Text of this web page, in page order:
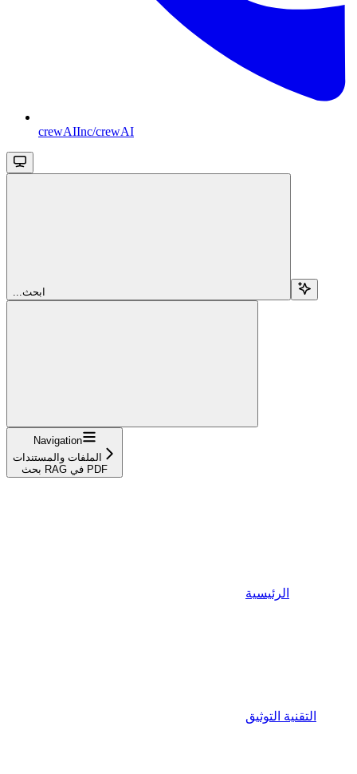
crewAIInc/crewAI
...ابحث
Navigation
الملفات والمستندات
بحث RAG في PDF
الرئيسية
التقنية التوثيق